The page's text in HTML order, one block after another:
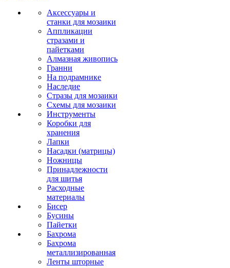
Аксессуары и
станки для мозаики
Аппликации
стразами и
пайетками
Алмазная живопись
Гранни
На подрамнике
Наследие
Стразы для мозаики
Схемы для мозаики
Инструменты
Коробки для
хранения
Лапки
Насадки (матрицы)
Ножницы
Принадлежности
для шитья
Расходные
материалы
Бисер
Бусины
Пайетки
Бахрома
Бахрома
металлизированная
Ленты шторные